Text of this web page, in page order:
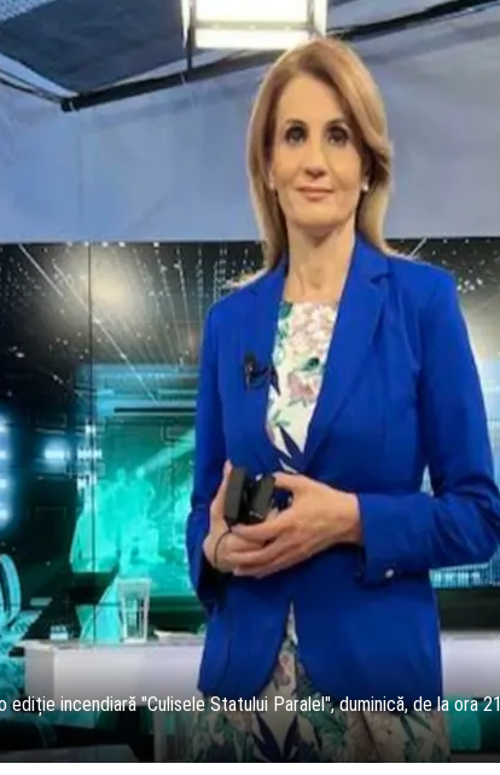
ediție incendiară "Culisele Statului Paralel", duminică, de la ora